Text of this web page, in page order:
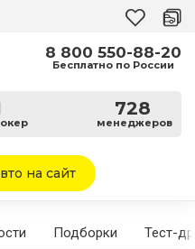
728
менеджеров
8 800 550-88-20
Бесплатно по России
на сайт
Подборки Тест-